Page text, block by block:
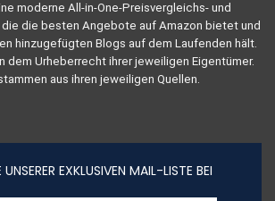
moderne All-in-One-Preisvergleichs- und
die besten Angebote auf Amazon bietet und
hinzugefügten Blogs auf dem Laufenden hält.
dem Urheberrecht ihrer jeweiligen Eigentümer.
aus ihren jeweiligen Quellen.
UNSERER EXKLUSIVEN MAIL-LISTE BEI